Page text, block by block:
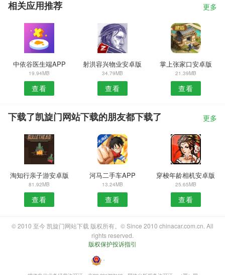
相关应用推荐 更多
中依谷医生端APP
19.94MB
查看
射洪容兴物业安卓版
34.79MB
查看
掌上张家口安卓版
21.39MB
查看
下载了凯旋门网站下载的朋友都下载了 更多
淘知行亲子游安卓版
81.92MB
查看
河马二手车APP
13.24MB
查看
穿梭年龄相机安卓版
25.65MB
查看
© 2010 至今 凯旋门网站下载 版权所有。© Since 2010 chinacar.com.cn. All
rights reserved.
版权保护投诉指引
・